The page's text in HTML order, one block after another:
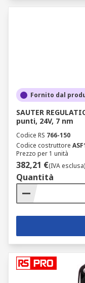
Fornito dal
SAUTER
punti, 24V, 7 nm
Codice RS 766-150
Codice costruttore
Prezzo per 1 unità
382,21 €(IVA esclusa)
Quantità